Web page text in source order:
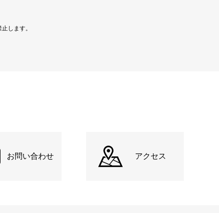
します。
お問い合わせ アクセス